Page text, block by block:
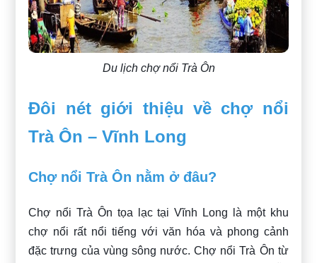
Du lịch chợ nổi Trà Ôn
Đôi nét giới thiệu về chợ nổi
Trà Ôn – Vĩnh Long
Chợ nổi Trà Ôn nằm ở đâu?
Chợ nổi Trà Ôn tọa lạc tại Vĩnh Long là một khu
chợ nổi rất nổi tiếng với văn hóa và phong cảnh
đặc trưng của vùng sông nước. Chợ nổi Trà Ôn từ